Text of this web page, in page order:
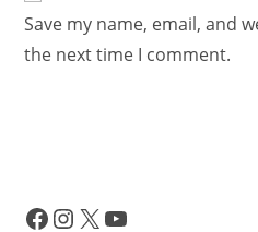
Save my name, email, and
the next time I comment.